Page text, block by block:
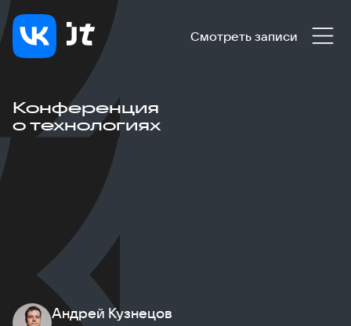
Смотреть записи
Конференция
о технологиях
Андрей Кузнецов